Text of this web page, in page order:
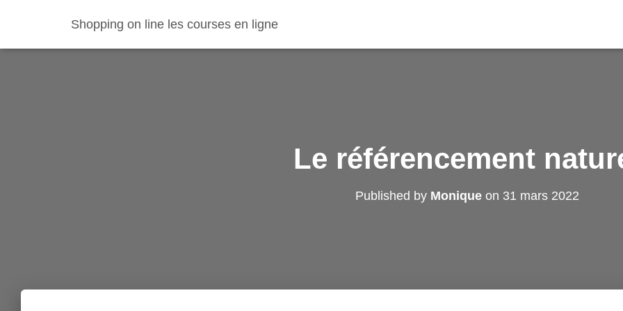
Shopping on line les courses en ligne
Le référencement
Published by Monique on 31 mars 2022